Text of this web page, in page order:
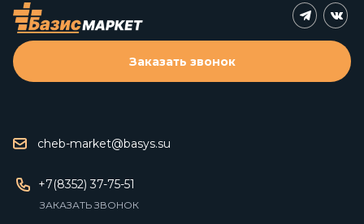
cheb-market@basys.su
+7(8352) 37-75-51
ЗАКАЗАТЬ ЗВОНОК
Заказать звонок